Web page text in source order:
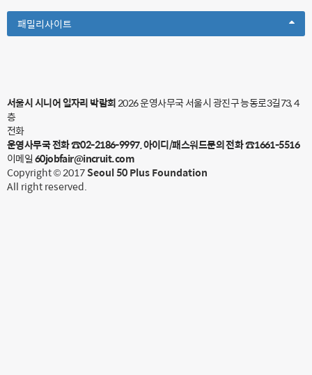
패밀리사이트Toggle
Dropdown
서울시 시니어 일자리 박람회2026 운영사무국 서울시 광진구 능동로3길73, 4
층
전화
운영사무국 전화 ☎02-2186-9997, 아이디/패스워드문의 전화 ☎1661-5516
이메일60jobfair@incruit.com
Copyright © 2017Seoul 50 Plus Foundation
All right reserved.